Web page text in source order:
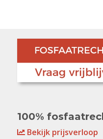
100%
Bekijk prijsverloop